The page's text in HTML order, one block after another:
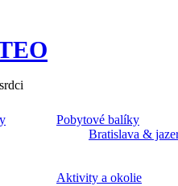
Pobytové balíky
Bratislava &
Aktivity a okolie